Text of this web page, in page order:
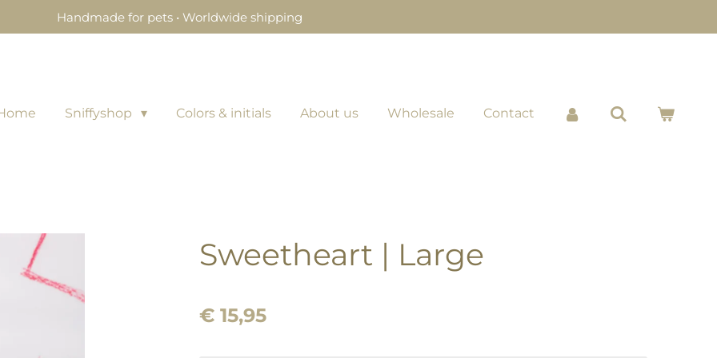
Handmade for pets • Worldwide shipping
Sniffyshop Colors & initials About us Wholesale Contact
Sweetheart | Large
€ 15,95